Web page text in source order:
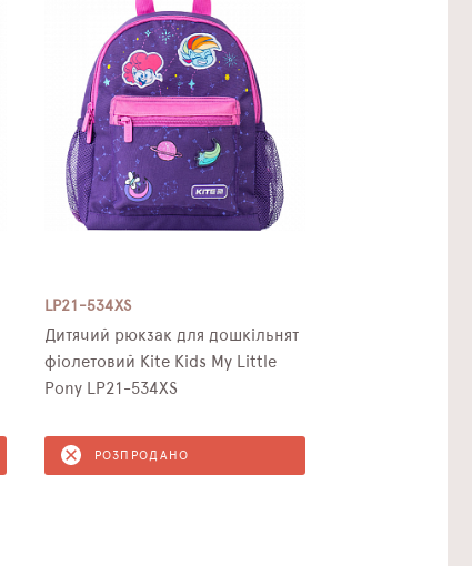
LP21-534XS
Дитячий рюкзак для дошкільнят
фіолетовий Kite Kids My Little
Pony LP21-534XS
РОЗПРОДАНО